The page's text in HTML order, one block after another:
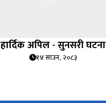
हार्दिक अपिल - सुनसरी घटना
१४ साउन, २०८३